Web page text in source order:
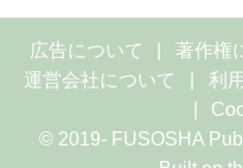
広告について 著作権
運営会社について
利
© 2019- FUSOSHA